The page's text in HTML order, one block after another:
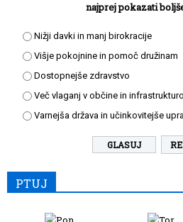
najprej pokazati
Nižji davki in manj birokracije
Višje pokojnine in pomoč družinam
Dostopnejše zdravstvo
Več vlaganj v občine in infrastrukturo
Varnejša država in učinkovitejše
PTUJ